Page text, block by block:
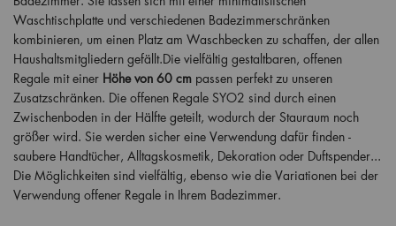
Waschtischplatte und verschiedenen Badezimmerschränken
kombinieren, um einen Platz am Waschbecken zu schaffen, der allen
Haushaltsmitgliedern gefällt.Die vielfältig gestaltbaren, offenen
Regale mit einer Höhe von 60 cm passen perfekt zu unseren
Zusatzschränken. Die offenen Regale SYO2 sind durch einen
Zwischenboden in der Hälfte geteilt, wodurch der Stauraum noch
größer wird. Sie werden sicher eine Verwendung dafür finden -
saubere Handtücher, Alltagskosmetik, Dekoration oder Duftspender...
Die Möglichkeiten sind vielfältig, ebenso wie die Variationen bei der
Verwendung offener Regale in Ihrem Badezimmer.